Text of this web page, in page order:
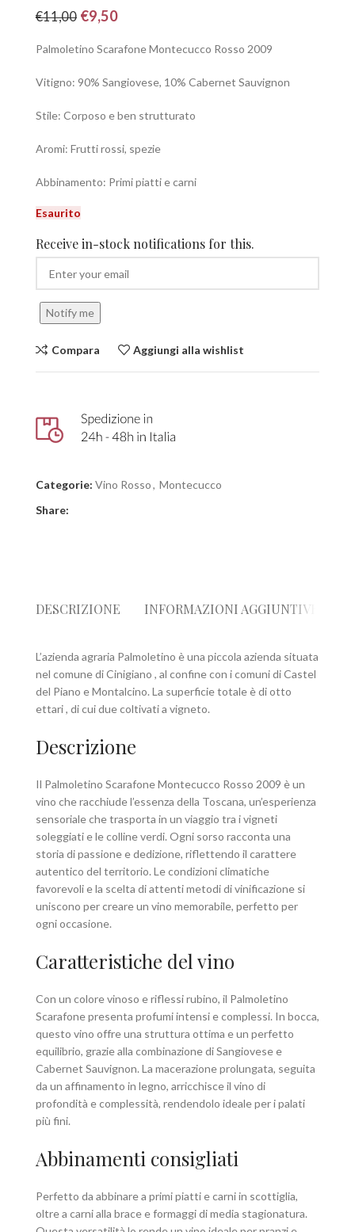
€11,00 €9,50
Palmoletino Scarafone Montecucco Rosso 2009
Vitigno: 90% Sangiovese, 10% Cabernet Sauvignon
Stile: Corposo e ben strutturato
Aromi: Frutti rossi, spezie
Abbinamento: Primi piatti e carni
Esaurito
Receive in-stock notifications for this.
Notify me
Compara Aggiungi alla wishlist
Categorie: Vino Rosso, Montecucco
Share:
DESCRIZIONE INFORMAZIONI AGGIUNTIVE
L’azienda agraria Palmoletino è una piccola azienda situata
nel comune di Cinigiano , al confine con i comuni di Castel
del Piano e Montalcino. La superficie totale è di otto
ettari , di cui due coltivati a vigneto.
Descrizione
Il Palmoletino Scarafone Montecucco Rosso 2009 è un
vino che racchiude l’essenza della Toscana, un’esperienza
sensoriale che trasporta in un viaggio tra i vigneti
soleggiati e le colline verdi. Ogni sorso racconta una
storia di passione e dedizione, riflettendo il carattere
autentico del territorio. Le condizioni climatiche
favorevoli e la scelta di attenti metodi di vinificazione si
uniscono per creare un vino memorabile, perfetto per
ogni occasione.
Caratteristiche del vino
Con un colore vinoso e riflessi rubino, il Palmoletino
Scarafone presenta profumi intensi e complessi. In bocca,
questo vino offre una struttura ottima e un perfetto
equilibrio, grazie alla combinazione di Sangiovese e
Cabernet Sauvignon. La macerazione prolungata, seguita
da un affinamento in legno, arricchisce il vino di
profondità e complessità, rendendolo ideale per i palati
più fini.
Abbinamenti consigliati
Perfetto da abbinare a primi piatti e carni in scottiglia,
oltre a carni alla brace e formaggi di media stagionatura.